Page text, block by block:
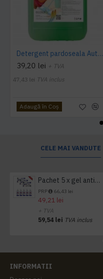
Detergent pardoseala Automat premium AQAS
39,20 lei + TVA
47,43 lei TVA inclus
Adaugă în Coş
CELE MAI VANDUTE
Pachet 5 x gel antibacterian 50ml si 3 x Servetele antibacteriene 48 buc Hygienium
PRP 66,43 lei
49,21 lei
+ TVA
59,54 lei TVA inclus
INFORMATII